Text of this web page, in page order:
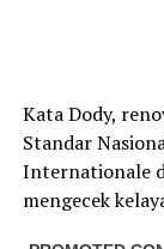
Kata Dody,
Standar
Internationale
mengecek